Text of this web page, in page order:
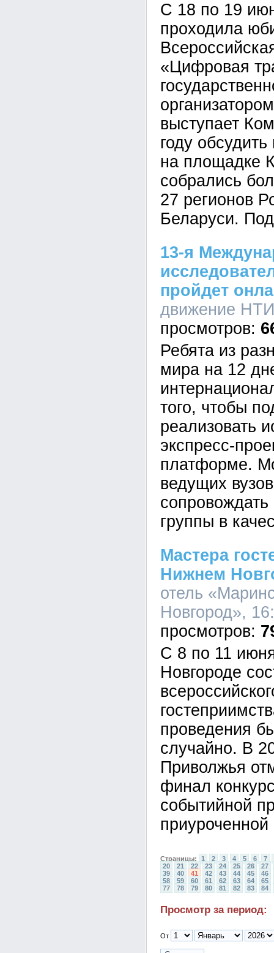
С 18 по 19
проходила
«Цифровая
выступает
году
на площадке
собрались
27 регионов
Беларуси.
13-я
пройдет
движение
Ребята из
мира на 12
того, чтобы
реализовать
экспресс-
платформе.
ведущих
сопровождать
группы в
Мастера
Нижнем
отель
Новгород»,
С 8 по 11
Новгороде
проведения
случайно. В
Приволжья
финал
событийной
Страницы: 1 2 3 4 5 6
7
20
21 22 23 24 25 26
27
39
40 41 42 43 44 45
46
58
59 60 61 62 63 64
65
77
78 79 80 81 82 83 84
Просмотр за период:
От